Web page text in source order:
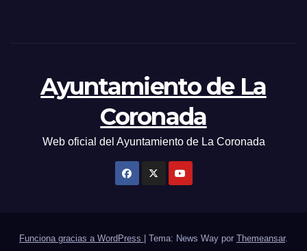
Ayuntamiento de La
Coronada
Web oficial del Ayuntamiento de La Coronada
Funciona gracias a WordPress | Tema: News Way por Themeansar.